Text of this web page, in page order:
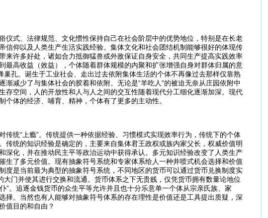
式、法律规范、文化惯性保持自己在社会阶层中的优势地位，特别是在长老
仰以及人类生产生活实践经验。集体文化和社会团结机制能够很好的体现传
许多好处，诸如合力抵御猛兽或外敌保证自身安全，共同生产提高实践效率
高收益（效益），个体随着群体规模的内聚和扩张增强自身对群体归属的意
孔。诞生于工业社会、走出过去依附集体生活的个体不再像过去那样仅靠熟
减少了与集体社会的胶着和依附。无论是“羊吃人”的被迫无奈从庄园依附中
空间，人的开放性和人与人之间的交互性随着现代分工细化逐渐加深。现代
体的经济、哺育、精神，个体有了更多的主动性。
统“上瘾”。传统提供一种依据经验、习惯模式实现效率行为，传统下的个体
统的知识经验是确定的，主要来自集体君王政权或族内家父长，权威价值明
化，并在推动民主平等政治运动中获得承认。多元知识经验改变了人类生产
了多元价值。现有抽象符号系统和专家体系给人一种井喷式机会选择和价值
是当前最为典型的抽象符号系统，不同地区的货币可以通过货币兑换制度实
门并使其进行交换和流通。货币体系之下无贵贱，仅凭货币拥有数量论地位
”。追逐金钱货币的众生平等允许并且也十分乐意单一个体从宗亲氏族、家
。当然也有人能够对抽象符号体系的存在理性是价值还是工具提出质疑，深
值目的和自由？